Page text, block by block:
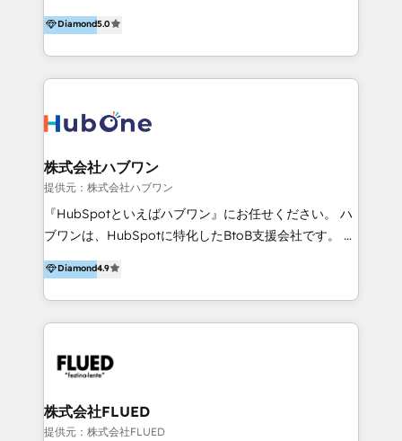
businesses globally for consistent delivery and high
client satisfaction. With deep HubSpot expertise and
your business with a proven and reliable HubSpot
Diamond Partner? 👉Connect with TRooInbound
today (https://www.trooinbound.com/contact-us)
migliori partner EMEA per la gestione del cliente.
Stiamo accompagnando oltre 100 aziende nella
digitalizzazione e ottimizzazione dei processi di
marketing e vendita. Il nostro metodo DAM è stato
mappatura dei canali di acquisizione dei contatti e
HubSpot come fornitore ufficiale per le integrazioni
tra il CRM e altri sistemi aziendali, tra cui SAP,
AS400, TeamSystem. HubSpot ci ha riconosciuto
come formatori ufficiali per l'adozione del CRM in
50% più alto tra i nostri clienti rispetto le altre
aziende. Lavoriamo con aziende B2B tra i 5 e i 35
massimizzare il ritorno sugli investimenti.
Diamond5.0
株式会社ハブワン
提供元：株式会社ハブワン
『HubSpotといえばハブワン』にお任せください。 ハ
ブワンは、HubSpotに特化したBtoB支援会社です。 ノ
ーコードCMS構築、CRM／MA／SFAの設計・運用、他
システムAPI連携・開発、営業定着支援、カスタマーサ
クセス体制の設計まで、ワンストップ完結できる支援体
制を整えています。 HubSpotの導入支援だけでなく、
ナリオ設計まで含めてご提案。「導入して終わり」では
と。それが、ハブワンのスタンスです。 また、
HubSpotはもちろん、ferret One、WordPress、
Diamond4.9
株式会社FLUED
提供元：株式会社FLUED